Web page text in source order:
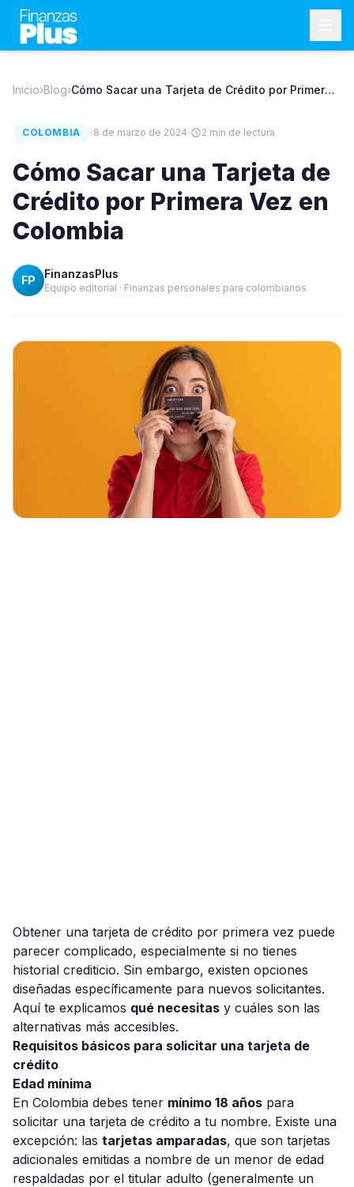
Inicio›Blog›Cómo Sacar una Tarjeta de Crédito por Primera
COLOMBIA ·8 de marzo de 2024· 2 min de lectura
Cómo Sacar una Tarjeta de
Crédito por Primera Vez en
Colombia
FP FinanzasPlus
Equipo editorial · Finanzas personales para colombianos
Obtener una tarjeta de crédito por primera vez puede
parecer complicado, especialmente si no tienes
historial crediticio. Sin embargo, existen opciones
diseñadas específicamente para nuevos solicitantes.
Aquí te explicamos qué necesitas y cuáles son las
alternativas más accesibles.
Requisitos básicos para solicitar una tarjeta de
crédito
Edad mínima
En Colombia debes tener mínimo 18 años para
solicitar una tarjeta de crédito a tu nombre. Existe una
excepción: las tarjetas amparadas, que son tarjetas
adicionales emitidas a nombre de un menor de edad
respaldadas por el titular adulto (generalmente un